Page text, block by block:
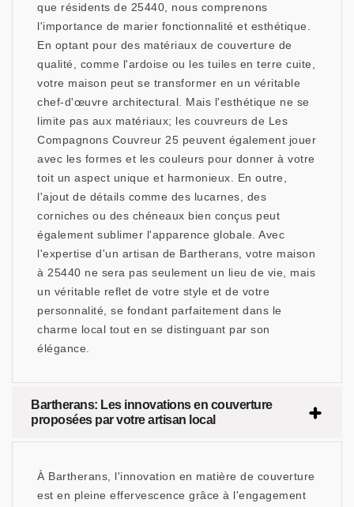
que résidents de 25440, nous comprenons
l'importance de marier fonctionnalité et esthétique.
En optant pour des matériaux de couverture de
qualité, comme l'ardoise ou les tuiles en terre cuite,
votre maison peut se transformer en un véritable
chef-d'œuvre architectural. Mais l'esthétique ne se
limite pas aux matériaux; les couvreurs de Les
Compagnons Couvreur 25 peuvent également jouer
avec les formes et les couleurs pour donner à votre
toit un aspect unique et harmonieux. En outre,
l'ajout de détails comme des lucarnes, des
corniches ou des chéneaux bien conçus peut
également sublimer l'apparence globale. Avec
l'expertise d'un artisan de Bartherans, votre maison
à 25440 ne sera pas seulement un lieu de vie, mais
un véritable reflet de votre style et de votre
personnalité, se fondant parfaitement dans le
charme local tout en se distinguant par son
élégance.
Bartherans: Les innovations en couverture
proposées par votre artisan local
À Bartherans, l'innovation en matière de couverture
est en pleine effervescence grâce à l'engagement